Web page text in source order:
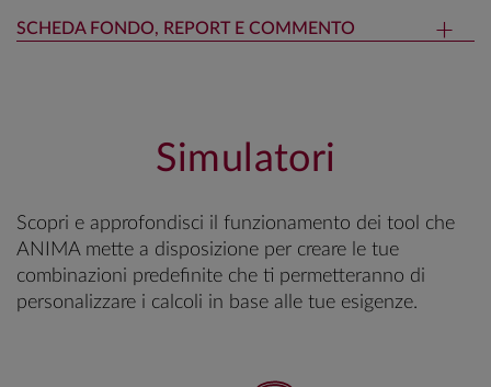
SCHEDA FONDO, REPORT E COMMENTO
Simulatori
Scopri e approfondisci il funzionamento dei tool che
ANIMA mette a disposizione per creare le tue
combinazioni predefinite che ti permetteranno di
personalizzare i calcoli in base alle tue esigenze.